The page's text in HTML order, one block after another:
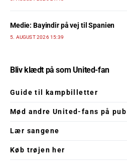
Medie: Bayindir på vej til Spanien
5. AUGUST 2026 15:39
Bliv klædt på som United-fan
Guide til kampbilletter
Mød andre United-fans på pub
Lær sangene
Køb trøjen her